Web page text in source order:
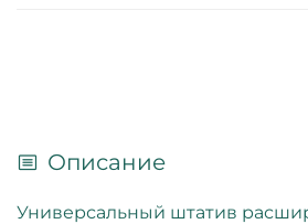
Описание
Универсальный штатив